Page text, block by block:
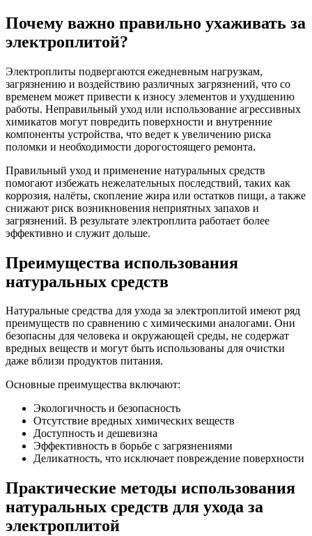
Почему важно правильно ухаживать за
электроплитой?
Электроплиты подвергаются ежедневным нагрузкам,
загрязнению и воздействию различных загрязнений, что со
временем может привести к износу элементов и ухудшению
работы. Неправильный уход или использование агрессивных
химикатов могут повредить поверхности и внутренние
компоненты устройства, что ведет к увеличению риска
поломки и необходимости дорогостоящего ремонта.
Правильный уход и применение натуральных средств
помогают избежать нежелательных последствий, таких как
коррозия, налёты, скопление жира или остатков пищи, а также
снижают риск возникновения неприятных запахов и
загрязнений. В результате электроплита работает более
эффективно и служит дольше.
Преимущества использования
натуральных средств
Натуральные средства для ухода за электроплитой имеют ряд
преимуществ по сравнению с химическими аналогами. Они
безопасны для человека и окружающей среды, не содержат
вредных веществ и могут быть использованы для очистки
даже вблизи продуктов питания.
Основные преимущества включают:
Экологичность и безопасность
Отсутствие вредных химических веществ
Доступность и дешевизна
Эффективность в борьбе с загрязнениями
Деликатность, что исключает повреждение поверхности
Практические методы использования
натуральных средств для ухода за
электроплитой